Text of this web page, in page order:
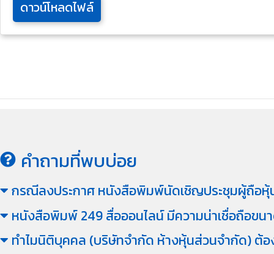
ดาวน์โหลดไฟล์
คำถามที่พบบ่อย
กรณีลงประกาศ หนังสือพิมพ์นัดเชิญประชุมผู้ถือหุ้
หนังสือพิมพ์ 249 สื่อออนไลน์ มีความน่าเชื่อถือขน
ทำไมนิติบุคคล (บริษัทจำกัด ห้างหุ้นส่วนจำกัด) ต้